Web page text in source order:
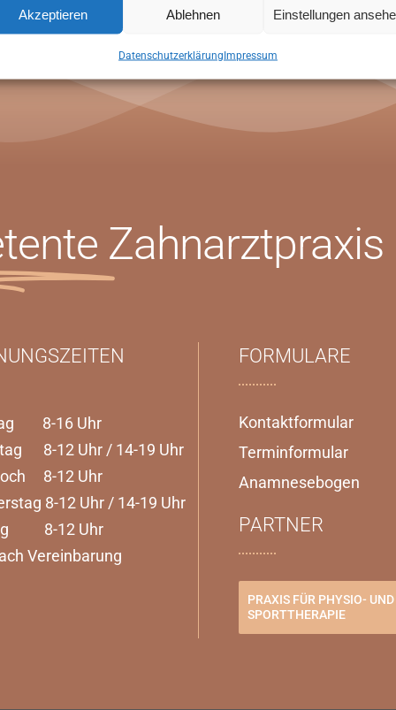
Akzeptieren Ablehnen Einstellungen
DatenschutzerklärungImpressum
8-16 Uhr
8-12 Uhr / 14-19 Uhr
8-12 Uhr
8-12 Uhr / 14-19 Uhr
8-12 Uhr
Vereinbarung
FORMULARE
Kontaktformular
Terminformular
Anamnesebogen
PARTNER
PRAXIS FÜR PHYSIO- UND
SPORTTHERAPIE